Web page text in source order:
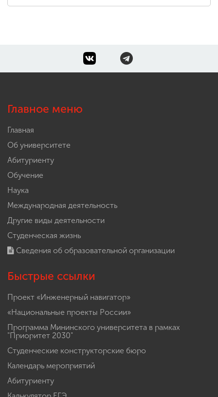
Главное меню
Главная
Об университете
Абитуриенту
Обучение
Наука
Международная деятельность
Другие виды деятельности
Студенческая жизнь
Сведения об образовательной организации
Быстрые ссылки
Проект «Инженерный навигатор»
«Национальные проекты России»
Программа Мининского университета в рамках
"Приоритет 2030"
Студенческие конструкторские бюро
Календарь мероприятий
Абитуриенту